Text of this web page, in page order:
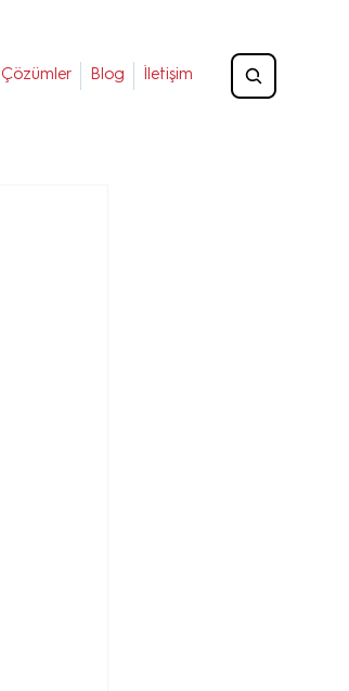
Çözümler Blog İletişim